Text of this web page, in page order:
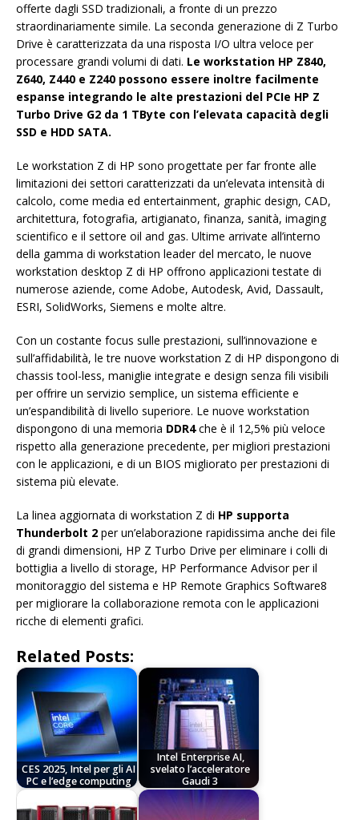
offerte dagli SSD tradizionali, a fronte di un prezzo
straordinariamente simile. La seconda generazione di Z Turbo
Drive è caratterizzata da una risposta I/O ultra veloce per
processare grandi volumi di dati. Le workstation HP Z840,
Z640, Z440 e Z240 possono essere inoltre facilmente
espanse integrando le alte prestazioni del PCIe HP Z
Turbo Drive G2 da 1 TByte con l’elevata capacità degli
SSD e HDD SATA.
Le workstation Z di HP sono progettate per far fronte alle
limitazioni dei settori caratterizzati da un’elevata intensità di
calcolo, come media ed entertainment, graphic design, CAD,
architettura, fotografia, artigianato, finanza, sanità, imaging
scientifico e il settore oil and gas. Ultime arrivate all’interno
della gamma di workstation leader del mercato, le nuove
workstation desktop Z di HP offrono applicazioni testate di
numerose aziende, come Adobe, Autodesk, Avid, Dassault,
ESRI, SolidWorks, Siemens e molte altre.
Con un costante focus sulle prestazioni, sull’innovazione e
sull’affidabilità, le tre nuove workstation Z di HP dispongono di
chassis tool-less, maniglie integrate e design senza fili visibili
per offrire un servizio semplice, un sistema efficiente e
un’espandibilità di livello superiore. Le nuove workstation
dispongono di una memoria DDR4che è il 12,5% più veloce
rispetto alla generazione precedente, per migliori prestazioni
con le applicazioni, e di un BIOS migliorato per prestazioni di
sistema più elevate.
La linea aggiornata di workstation Z di HP supporta
Thunderbolt 2 per un’elaborazione rapidissima anche dei file
di grandi dimensioni, HP Z Turbo Drive per eliminare i colli di
bottiglia a livello di storage, HP Performance Advisor per il
monitoraggio del sistema e HP Remote Graphics Software8
per migliorare la collaborazione remota con le applicazioni
ricche di elementi grafici.
Related Posts:
CES 2025, Intel per gli AI
PC e l’edge computing
Intel Enterprise AI,
svelato l’acceleratore
Gaudi 3